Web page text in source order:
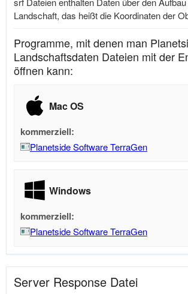
Landschaft, das heißt die Koordinaten der
Programme, mit denen man
Landschaftsdaten Dateien mit der
öffnen kann:
Mac OS
kommerziell:
Planetside Software TerraGen
Windows
kommerziell:
Planetside Software TerraGen
Server Response Datei